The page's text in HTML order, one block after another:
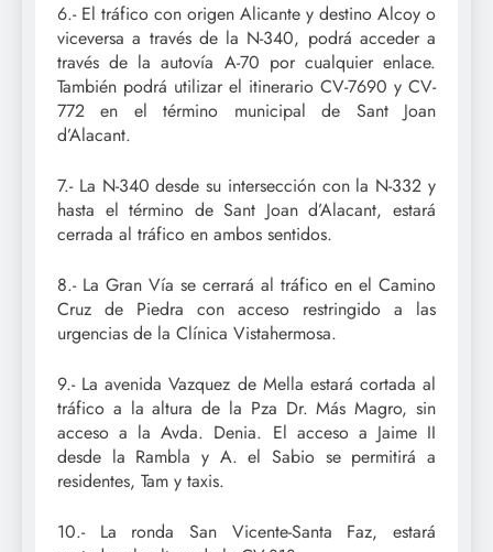
6.- El tráfico con origen Alicante y destino Alcoy o
viceversa a través de la N-340, podrá acceder a
través de la autovía A-70 por cualquier enlace.
También podrá utilizar el itinerario CV-7690 y CV-
772 en el término municipal de Sant Joan
d’Alacant.
7.- La N-340 desde su intersección con la N-332 y
hasta el término de Sant Joan d’Alacant, estará
cerrada al tráfico en ambos sentidos.
8.- La Gran Vía se cerrará al tráfico en el Camino
Cruz de Piedra con acceso restringido a las
urgencias de la Clínica Vistahermosa.
9.- La avenida Vazquez de Mella estará cortada al
tráfico a la altura de la Pza Dr. Más Magro, sin
acceso a la Avda. Denia. El acceso a Jaime II
desde la Rambla y A. el Sabio se permitirá a
residentes, Tam y taxis.
10.- La ronda San Vicente-Santa Faz, estará